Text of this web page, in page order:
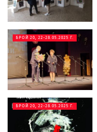
БРОЙ 20, 22-28.05.2025 Г.
БРОЙ 20, 22-28.05.2025 Г.